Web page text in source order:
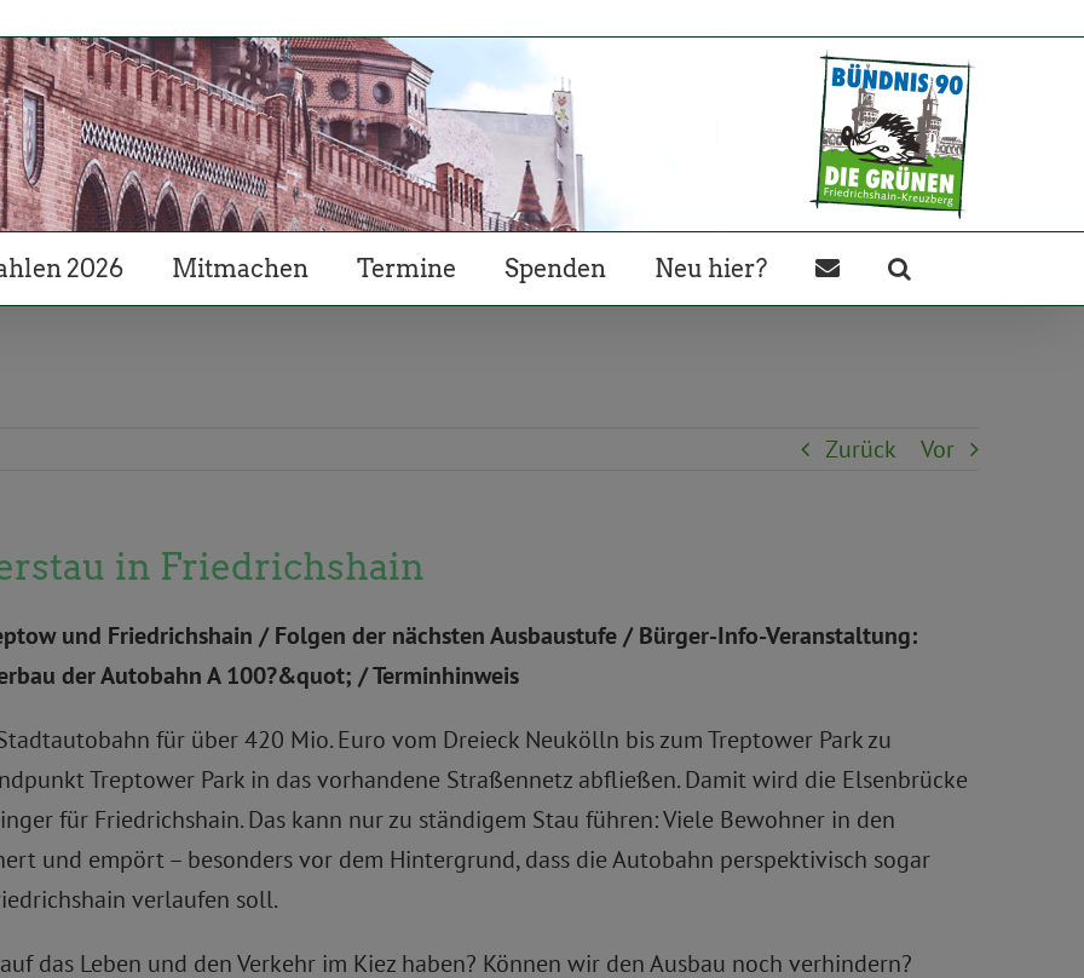
2026 Mitmachen Termine Spenden Neu hier?
Zurück Vor
in Friedrichshain
und Friedrichshain / Folgen der nächsten Ausbaustufe / Bürger-Info-Veranstaltung:
der Autobahn A 100?&quot; / Terminhinweis
für über 420 Mio. Euro vom Dreieck Neukölln bis zum Treptower Park zu
Treptower Park in das vorhandene Straßennetz abfließen. Damit wird die Elsenbrücke
für Friedrichshain. Das kann nur zu ständigem Stau führen: Viele Bewohner in den
und empört – besonders vor dem Hintergrund, dass die Autobahn perspektivisch sogar
verlaufen soll.
das Leben und den Verkehr im Kiez haben? Können wir den Ausbau noch verhindern?